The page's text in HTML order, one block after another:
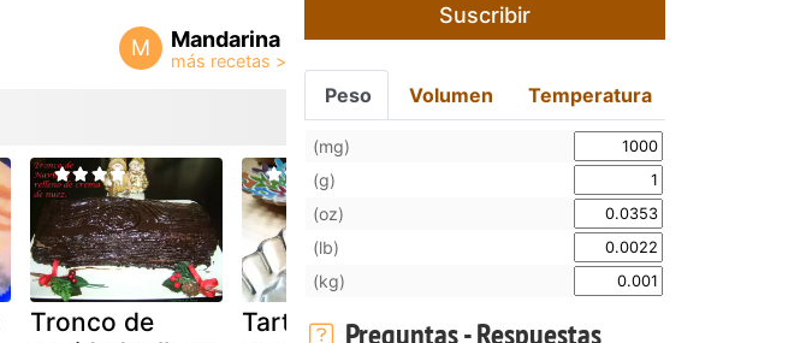
M Mandarina
Tronco de
Tarta de
Croquetas de
Suscribir
Peso Volumen Temperatura
(mg)
(g)
(oz)
(lb)
(kg)
Preguntas - Respuestas